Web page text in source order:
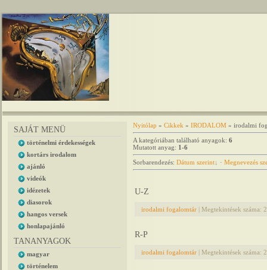
SAJÁT MENÜ
történelmi érdekességek
kortárs irodalom
ajánló
videók
idézetek
diasorok
hangos versek
honlapajánló
TANANYAGOK
magyar
történelem
Nyitólap » Cikkek » IRODALOM » irodalmi
A kategóriában található anyagok: 6
Mutatott anyag: 1-6
Sorbarendezés: Dátum szerint · Megnevezés
U-Z
irodalmi fogalomtár | Megtekintések száma:
R-P
irodalmi fogalomtár | Megtekintések száma: